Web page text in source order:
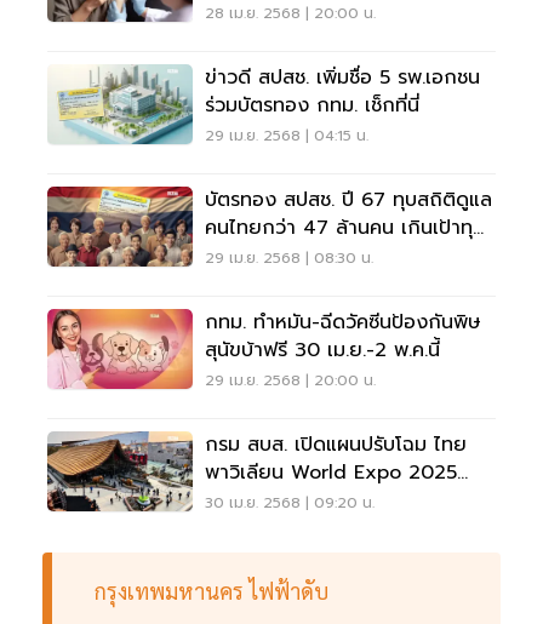
28 เม.ย. 2568 | 20:00 น.
ข่าวดี สปสช. เพิ่มชื่อ 5 รพ.เอกชน
ร่วมบัตรทอง กทม. เช็กที่นี่
29 เม.ย. 2568 | 04:15 น.
บัตรทอง สปสช. ปี 67 ทุบสถิติดูแล
คนไทยกว่า 47 ล้านคน เกินเป้าทุก
มิติ
29 เม.ย. 2568 | 08:30 น.
กทม. ทำหมัน-ฉีดวัคซีนป้องกันพิษ
สุนัขบ้าฟรี 30 เม.ย.-2 พ.ค.นี้
29 เม.ย. 2568 | 20:00 น.
กรม สบส. เปิดแผนปรับโฉม ไทย
พาวิเลียน World Expo 2025
Osaka
30 เม.ย. 2568 | 09:20 น.
กรุงเทพมหานคร ไฟฟ้าดับ